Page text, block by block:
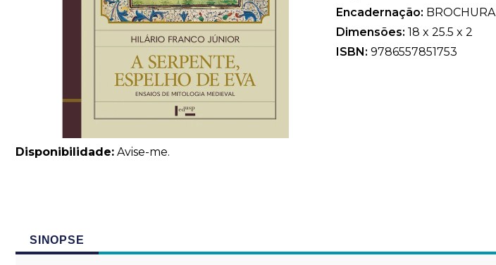
Disponibilidade: Avise-me.
Encadernação: BROCHURA
Dimensões: 18 x 25.5 x 2
ISBN: 9786557851753
SINOPSE